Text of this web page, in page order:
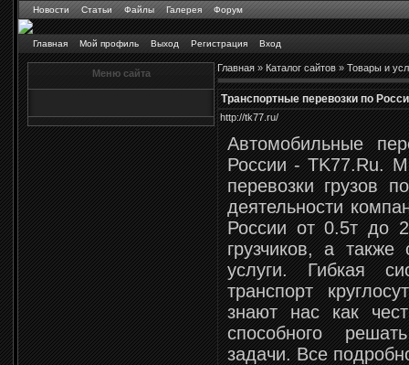
Новости Статьи Файлы Галерея Форум
Главная Мой профиль Выход Регистрация Вход
Меню сайта Главная»Каталог сайтов»Товары и
Транспортные перевозки по
http://tk77.ru/
Автомобильные
России - TK77.Ru.
перевозки грузов
деятельности
России от 0.5т до
грузчиков, а также
услуги. Гибкая
транспорт
знают нас как
способного
задачи. Все